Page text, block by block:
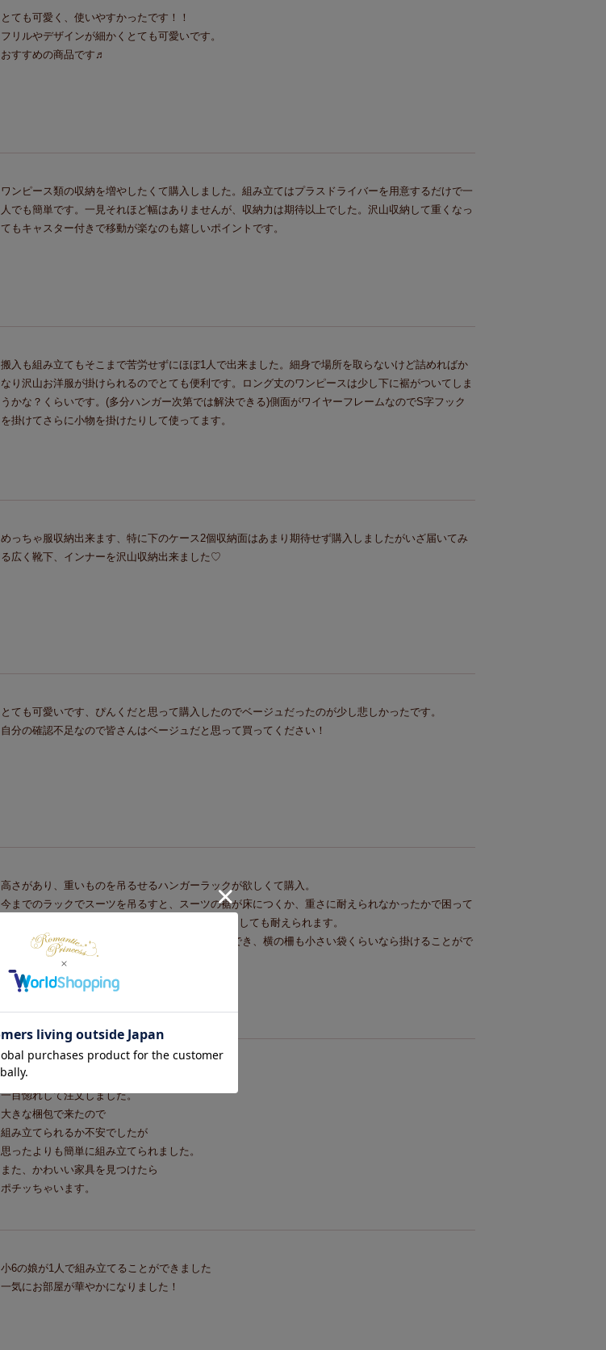
とても可愛く、使いやすかったです！！
フリルやデザインが細かくとても可愛いです。
おすすめの商品です♬
ワンピース類の収納を増やしたくて購入しました。組み立てはプラスドライバーを用意するだけで一
人でも簡単です。一見それほど幅はありませんが、収納力は期待以上でした。沢山収納して重くなっ
てもキャスター付きで移動が楽なのも嬉しいポイントです。
搬入も組み立てもそこまで苦労せずにほぼ1人で出来ました。細身で場所を取らないけど詰めればか
なり沢山お洋服が掛けられるのでとても便利です。ロング丈のワンピースは少し下に裾がついてしま
うかな？くらいです。(多分ハンガー次第では解決できる)側面がワイヤーフレームなのでS字フック
を掛けてさらに小物を掛けたりして使ってます。
めっちゃ服収納出来ます、特に下のケース2個収納面はあまり期待せず購入しましたがいざ届いてみ
る広く靴下、インナーを沢山収納出来ました♡
とても可愛いです、ぴんくだと思って購入したのでベージュだったのが少し悲しかったです。
自分の確認不足なので皆さんはベージュだと思って買ってください！
高さがあり、重いものを吊るせるハンガーラックが欲しくて購入。
今までのラックでスーツを吊るすと、スーツの裾が床につくか、重さに耐えられなかったかで困って
いたのですが、これならスーツ2着+コート3枚吊るしても耐えられます。
上の台の部分も、推しのブロマイドを飾ることができ、横の柵も小さい袋くらいなら掛けることがで
きるので、想像以上に役立っています！
見た目がかわいいので
一目惚れして注文しました。
大きな梱包で来たので
組み立てられるか不安でしたが
思ったよりも簡単に組み立てられました。
また、かわいい家具を見つけたら
ポチッちゃいます。
小6の娘が1人で組み立てることができました
一気にお部屋が華やかになりました！